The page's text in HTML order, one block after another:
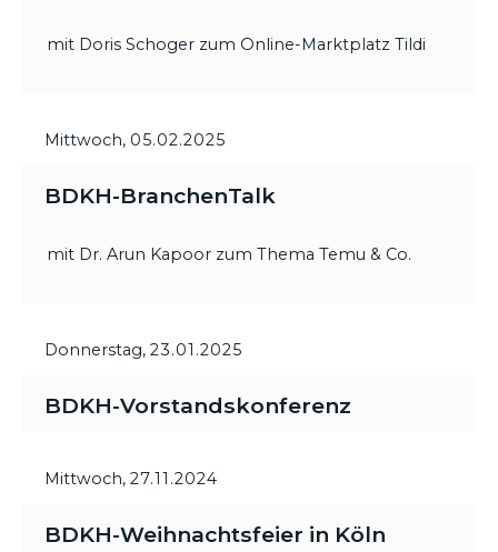
mit Doris Schoger zum Online-Marktplatz Tildi
Mittwoch, 05.02.2025
BDKH-BranchenTalk
mit Dr. Arun Kapoor zum Thema Temu & Co.
Donnerstag, 23.01.2025
BDKH-Vorstandskonferenz
Mittwoch, 27.11.2024
BDKH-Weihnachtsfeier in Köln